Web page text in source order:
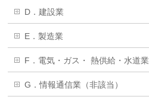
D．建設業
E．製造業
F．電気・ガス・ 熱供給・水道業
G．情報通信業（非該当）